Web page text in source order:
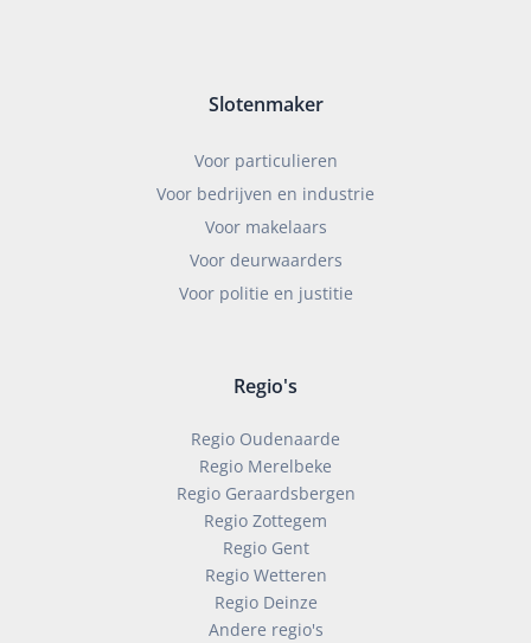
Slotenmaker
Voor particulieren
Voor bedrijven en industrie
Voor makelaars
Voor deurwaarders
Voor politie en justitie
Regio's
Regio Oudenaarde
Regio Merelbeke
Regio Geraardsbergen
Regio Zottegem
Regio Gent
Regio Wetteren
Regio Deinze
Andere regio's